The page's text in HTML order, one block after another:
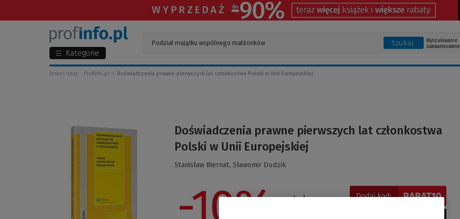
Kategorie
Szukaj
Wyszukiwanie
zaawansowane
Jesteś tutaj: Profinfo.pl Doświadczenia prawne pierwszych lat członkostwa Polski w Unii Europejskiej
Doświadczenia prawne pierwszych lat członkostwa
Polski w Unii Europejskiej
Stanisław Biernat, Sławomir Dudzik